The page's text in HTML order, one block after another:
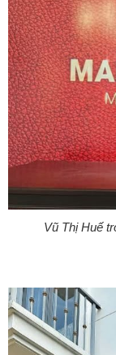
Vũ Thị Huế